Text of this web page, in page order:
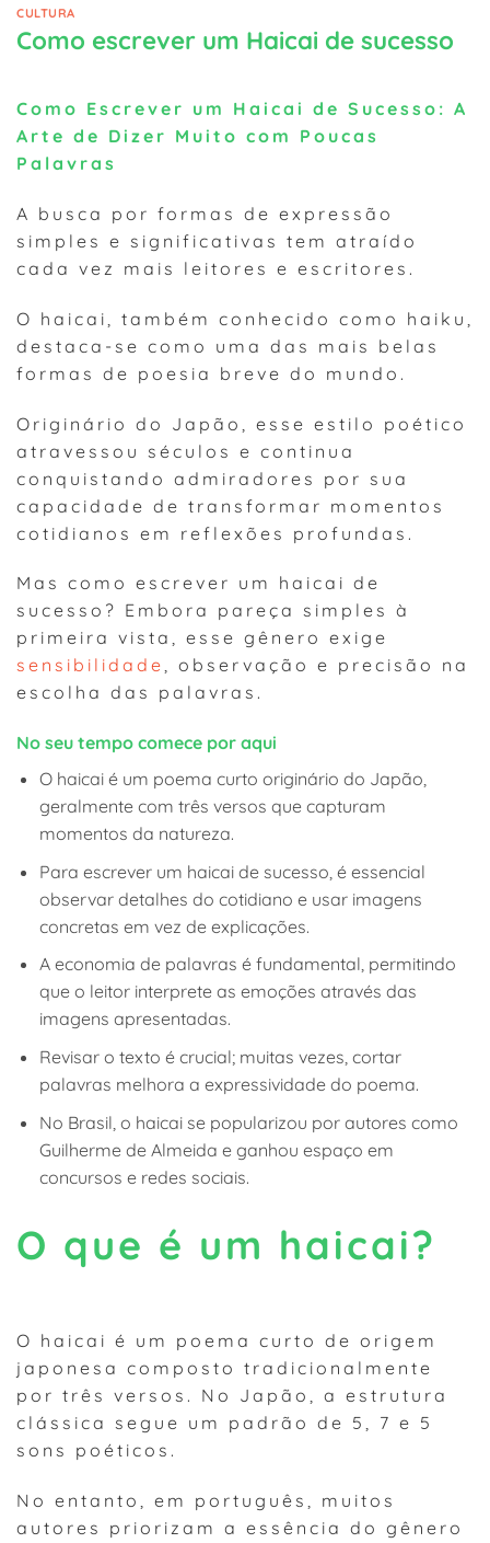
CULTURA
Como escrever um Haicai de sucesso
Como Escrever um Haicai de Sucesso: A
Arte de Dizer Muito com Poucas
Palavras
A busca por formas de expressão
simples e significativas tem atraído
cada vez mais leitores e escritores.
O haicai, também conhecido como haiku,
destaca-se como uma das mais belas
formas de poesia breve do mundo.
Originário do Japão, esse estilo poético
atravessou séculos e continua
conquistando admiradores por sua
capacidade de transformar momentos
cotidianos em reflexões profundas.
Mas como escrever um haicai de
sucesso? Embora pareça simples à
primeira vista, esse gênero exige
sensibilidade, observação e precisão na
escolha das palavras.
No seu tempo comece por aqui
O haicai é um poema curto originário do Japão,
geralmente com três versos que capturam
momentos da natureza.
Para escrever um haicai de sucesso, é essencial
observar detalhes do cotidiano e usar imagens
concretas em vez de explicações.
A economia de palavras é fundamental, permitindo
que o leitor interprete as emoções através das
imagens apresentadas.
Revisar o texto é crucial; muitas vezes, cortar
palavras melhora a expressividade do poema.
No Brasil, o haicai se popularizou por autores como
Guilherme de Almeida e ganhou espaço em
concursos e redes sociais.
O que é um haicai?
O haicai é um poema curto de origem
japonesa composto tradicionalmente
por três versos. No Japão, a estrutura
clássica segue um padrão de 5, 7 e 5
sons poéticos.
No entanto, em português, muitos
autores priorizam a essência do gênero